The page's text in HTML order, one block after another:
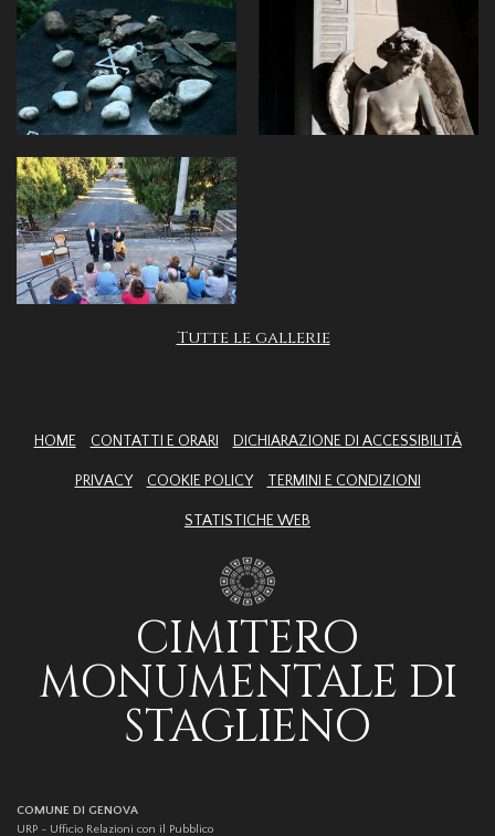
Tutte le gallerie
HOME CONTATTI E ORARI DICHIARAZIONE DI ACCESSIBILITÀ
PRIVACY COOKIE POLICY TERMINI E CONDIZIONI
STATISTICHE WEB
CIMITERO
MONUMENTALE DI
STAGLIENO
COMUNE DI GENOVA
URP - Ufficio Relazioni con il Pubblico